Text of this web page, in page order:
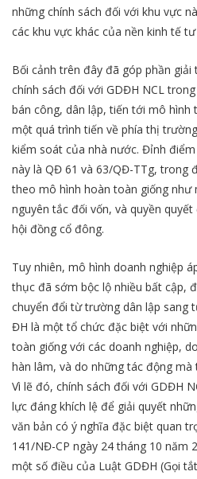
những chính sách đối với khu vực
các khu vực khác của nền kinh tế tư
Bối cảnh trên đây đã góp phần giải
chính sách đối với GDĐH NCL
bán công, dân lập, tiến tới mô
một quá trình tiến về phía thị
kiểm soát của nhà nước. Đỉnh
này là QĐ 61 và 63/QĐ-TTg, trong
theo mô hình hoàn toàn giống như
nguyên tắc đối vốn, và quyền
hội đồng cổ đông.
Tuy nhiên, mô hình doanh nghiệp
thục đã sớm bộc lộ nhiều bất cập,
chuyển đổi từ trường dân lập sang
ĐH là một tổ chức đặc biệt với
toàn giống với các doanh nghiệp,
hàn lâm, và do những tác động
Vì lẽ đó, chính sách đối với GDĐH
lực đáng khích lệ để giải quyết
văn bản có ý nghĩa đặc biệt quan
141/NĐ-CP ngày 24 tháng 10 năm
một số điều của Luật GDĐH (Gọi